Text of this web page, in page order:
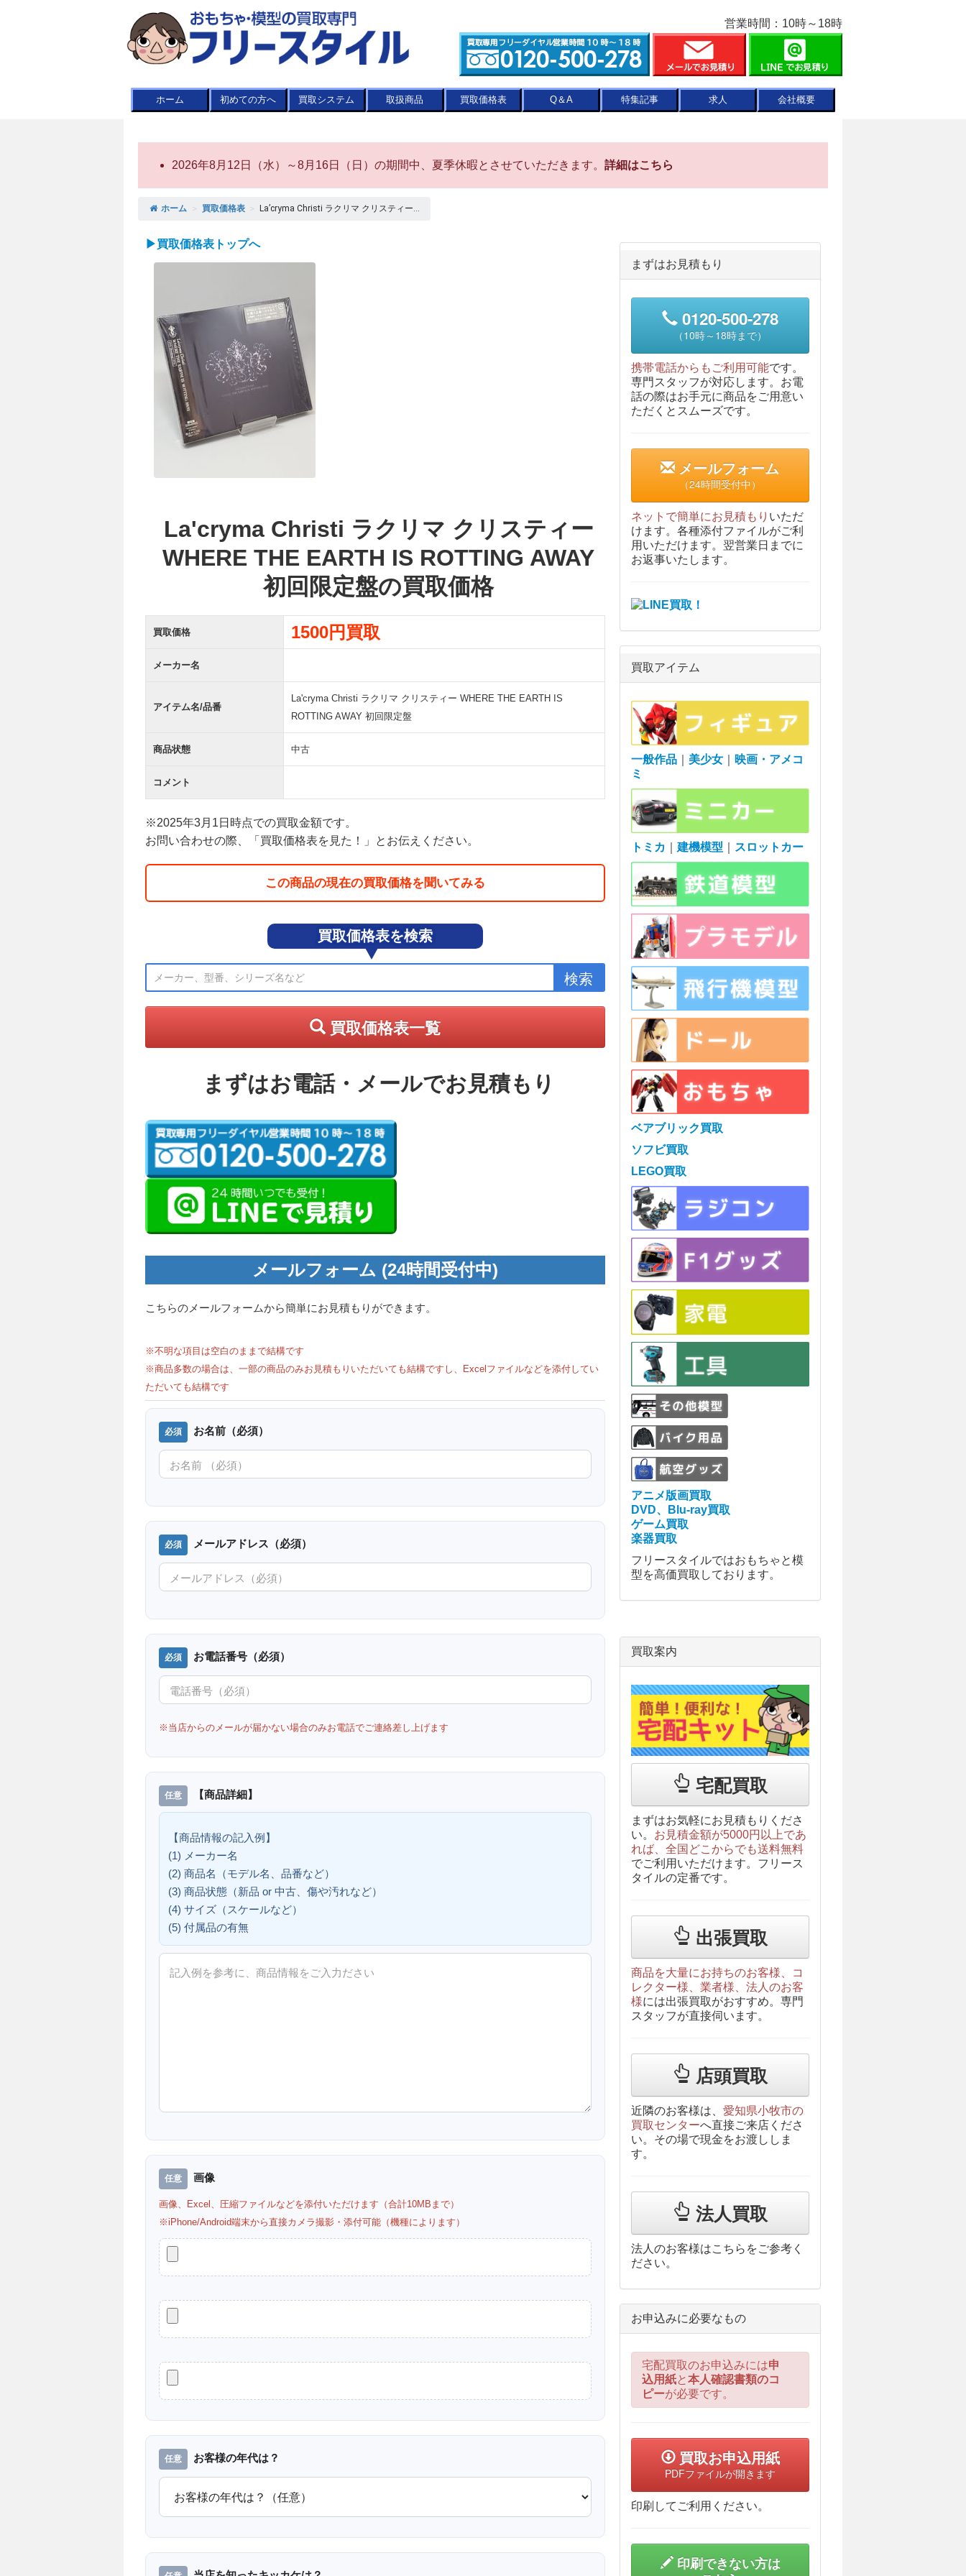
営業時間：10時～18時
ホーム 初めての方へ 買取システム 取扱商品 買取価格表 Q＆A 特集記事 求人 会社概要
2026年8月12日（水）～8月16日（日）の期間中、夏季休暇とさせていただきます。 詳細はこちら
ホーム ＞ 買取価格表 ＞ La’cryma Christi ラクリマ クリスティー...
▶買取価格表トップへ
La'cryma Christi ラクリマ クリスティー
WHERE THE EARTH IS ROTTING AWAY
初回限定盤の買取価格
買取価格 1500円買取
メーカー名
アイテム名/品番
La'cryma Christi ラクリマ クリスティー WHERE THE EARTH IS
ROTTING AWAY 初回限定盤
商品状態 中古
コメント
※2025年3月1日時点での買取金額です。
お問い合わせの際、「買取価格表を見た！」とお伝えください。
この商品の現在の買取価格を聞いてみる
買取価格表を検索
買取価格表一覧
まずはお電話・メールでお見積もり
メールフォーム (24時間受付中)
こちらのメールフォームから簡単にお見積もりができます。
※不明な項目は空白のままで結構です
※商品多数の場合は、一部の商品のみお見積もりいただいても結構ですし、Excelファイルなどを添付してい
ただいても結構です
お名前（必須）
メールアドレス（必須）
お電話番号（必須）
※当店からのメールが届かない場合のみお電話でご連絡差し上げます
【商品詳細】
【商品情報の記入例】
(1) メーカー名
(2) 商品名（モデル名、品番など）
(3) 商品状態（新品 or 中古、傷や汚れなど）
(4) サイズ（スケールなど）
(5) 付属品の有無
画像
画像、Excel、圧縮ファイルなどを添付いただけます（合計10MBまで）
※iPhone/Android端末から直接カメラ撮影・添付可能（機種によります）
お客様の年代は？
まずはお見積もり
0120-500-278
（10時～18時まで）
携帯電話からもご利用可能です。
専門スタッフが対応します。お電
話の際はお手元に商品をご用意い
ただくとスムーズです。
メールフォーム
（24時間受付中）
ネットで簡単にお見積もり いただ
けます。各種添付ファイルがご利
用いただけます。翌営業日までに
お返事いたします。
買取アイテム
一般作品｜ 美少女｜
映画・アメコ
ミ
トミカ 建機模型 スロットカー
ベアブリック買取
ソフビ買取
LEGO買取
アニメ版画買取
DVD、Blu-ray買取
ゲーム買取
楽器買取
フリースタイルではおもちゃと模
型を高価買取しております。
買取案内
宅配買取
まずはお気軽にお見積もりくださ
い。 お見積金額が5000円以上であ
れば、全国どこからでも送料無料
でご利用いただけます。フリース
タイルの定番です。
出張買取
商品を大量にお持ちのお客様、コ
レクター様、業者様、法人のお客
様には出張買取がおすすめ。専門
スタッフが直接伺います。
店頭買取
近隣のお客様は、 愛知県小牧市の
買取センターへ直接ご来店くださ
い。その場で現金をお渡ししま
す。
法人買取
法人のお客様はこちらをご参考く
ださい。
お申込みに必要なもの
宅配買取のお申込みには申
込用紙と本人確認書類のコ
ピーが必要です。
買取お申込用紙
PDFファイルが開きます
印刷してご利用ください。
印刷できない方は